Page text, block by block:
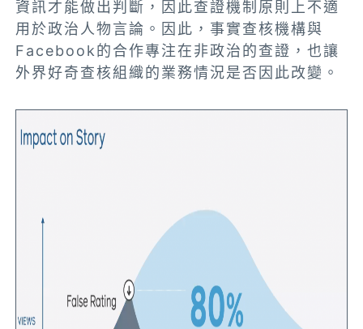
資訊才能做出判斷，因此查證機制原則上不適
用於政治人物言論。因此，事實查核機構與
Facebook的合作專注在非政治的查證，也讓
外界好奇查核組織的業務情況是否因此改變。